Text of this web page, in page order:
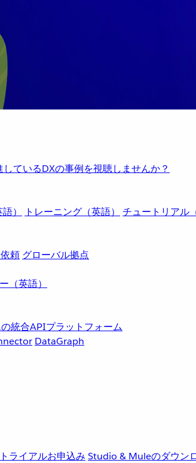
ているDXの事例を視聴しませんか？
） トレーニング（英語） チュートリアル
頼 グローバル拠点
（英語）
統合APIプラットフォーム
DataGraph
ライアルお申込み Studio & Muleのダウン